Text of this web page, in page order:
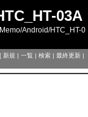
03A
Android/HTC_HT-0
新規 | 一覧 | 検索 | 最終更新 |